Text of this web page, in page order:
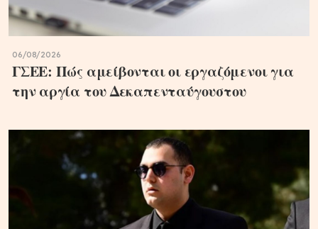
06/08/2026
ΓΣΕΕ: Πώς αμείβονται οι εργαζόμενοι για
την αργία του Δεκαπενταύγουστου